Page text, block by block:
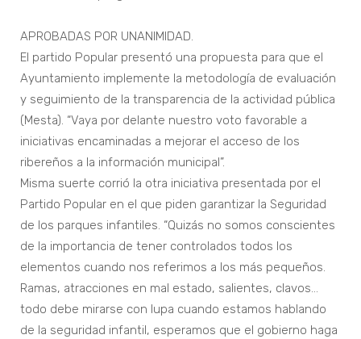
APROBADAS POR UNANIMIDAD.
El partido Popular presentó una propuesta para que el
Ayuntamiento implemente la metodología de evaluación
y seguimiento de la transparencia de la actividad pública
(Mesta). “Vaya por delante nuestro voto favorable a
iniciativas encaminadas a mejorar el acceso de los
ribereños a la información municipal”.
Misma suerte corrió la otra iniciativa presentada por el
Partido Popular en el que piden garantizar la Seguridad
de los parques infantiles. “Quizás no somos conscientes
de la importancia de tener controlados todos los
elementos cuando nos referimos a los más pequeños.
Ramas, atracciones en mal estado, salientes, clavos…
todo debe mirarse con lupa cuando estamos hablando
de la seguridad infantil, esperamos que el gobierno haga